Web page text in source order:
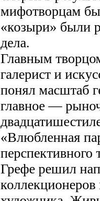
мифотворцам
«козыри» были
дела.
Главным
галерист и
понял масштаб
главное —
«Влюбленная
Грефе решил